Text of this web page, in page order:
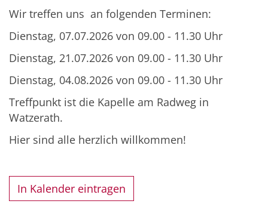
Wir treffen uns an folgenden Terminen:
Dienstag, 07.07.2026 von 09.00 - 11.30 Uhr
Dienstag, 21.07.2026 von 09.00 - 11.30 Uhr
Dienstag, 04.08.2026 von 09.00 - 11.30 Uhr
Treffpunkt ist die Kapelle am Radweg in
Watzerath.
Hier sind alle herzlich willkommen!
In Kalender eintragen